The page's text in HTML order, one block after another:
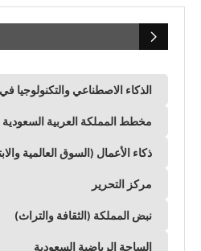
الذكاء الاصطناعي والتكنولوجيا
مخطط المملكة العربية
ذكاء الأعمال (السوق العالمية
مركز التحرير
نبض المملكة (الثقافة والتراث)
الساحة الرياضية السعودية